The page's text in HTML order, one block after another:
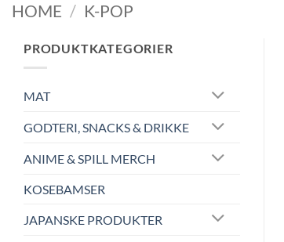
HOME / K-POP
PRODUKTKATEGORIER
MAT
GODTERI, SNACKS & DRIKKE
ANIME & SPILL MERCH
KOSEBAMSER
JAPANSKE PRODUKTER